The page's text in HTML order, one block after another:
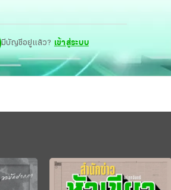
มีบัญชีอยู่แล้ว? เข้าสู่ระบบ